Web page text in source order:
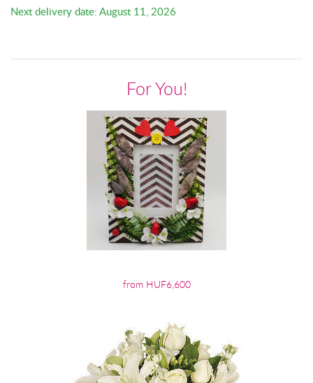
Next delivery date: August 11, 2026
For You!
from HUF6,600